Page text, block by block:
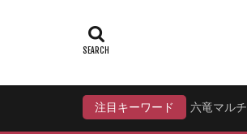
注目キーワード 六竜マルチ